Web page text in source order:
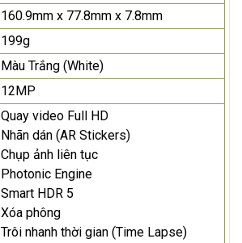
160.9mm x 77.8mm x 7.8mm
199g
Màu Trắng (White)
12MP
Quay video Full HD
Nhãn dán (AR Stickers)
Chụp ảnh liên tục
Photonic Engine
Smart HDR 5
Xóa phông
Trôi nhanh thời gian (Time Lapse)